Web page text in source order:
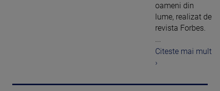
oameni din
lume, realizat de
revista Forbes.
...
Citeste mai mult
›